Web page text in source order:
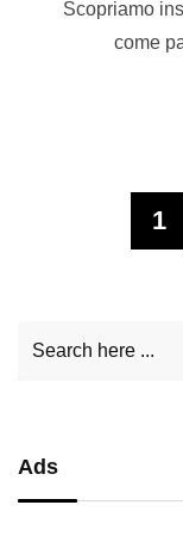
Scopriamo
come
1
Ads